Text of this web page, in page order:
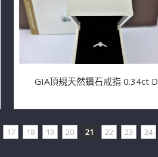
GIA頂規天然鑽石戒指 0.34ct D
17 18 19 20 21 22 23 24